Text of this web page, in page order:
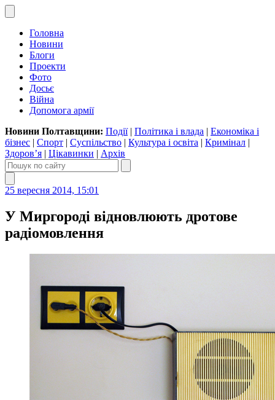
Головна
Новини
Блоги
Проекти
Фото
Досьє
Війна
Допомога армії
Новини Полтавщини: Події| Політика і влада | Економіка і
бізнес | Спорт | Суспільство | Культура і освіта | Кримінал |
Здоров’я | Цікавинки | Архів
25 вересня 2014, 15:01
У Миргороді відновлюють дротове
радіомовлення